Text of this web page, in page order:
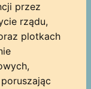
przez
rządu,
plotkach